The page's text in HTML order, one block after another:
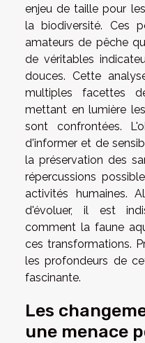
enjeu de taille pour
la biodiversité. Ces
amateurs de pêche
de véritables
douces. Cette
multiples facettes
mettant en lumière
sont confrontées.
d'informer et de
la préservation des
répercussions
activités humaines.
d'évoluer, il est
comment la faune
ces transformations.
les profondeurs de
fascinante.
Les
une menace